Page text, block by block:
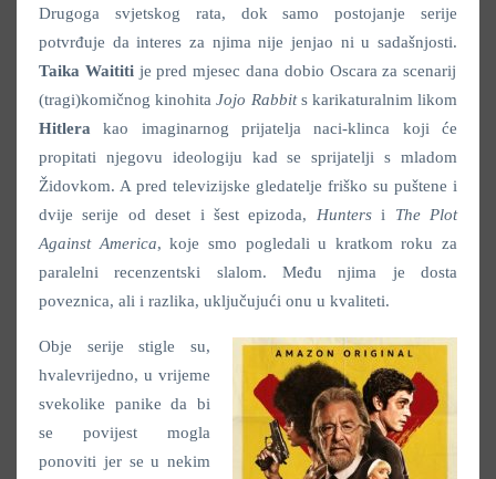
Drugoga svjetskog rata, dok samo postojanje serije
potvrđuje da interes za njima nije jenjao ni u sadašnjosti.
Taika Waititije pred mjesec dana dobio Oscara za scenarij
(tragi)komičnog kinohitaJojo Rabbits karikaturalnim likom
Hitlera kao imaginarnog prijatelja naci-klinca koji će
propitati njegovu ideologiju kad se sprijatelji s mladom
Židovkom. A pred televizijske gledatelje friško su puštene i
dvije serije od deset i šest epizoda, Huntersi The Plot
Against America, koje smo pogledali u kratkom roku za
paralelni recenzentski slalom. Među njima je dosta
poveznica, ali i razlika, uključujući onu u kvaliteti.
Obje serije stigle su,
hvalevrijedno, u vrijeme
svekolike panike da bi
se povijest mogla
ponoviti jer se u nekim